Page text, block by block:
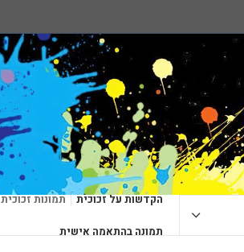
הקדשות על זכוכית תמונות זכוכית
תמונה בהתאמה אישית